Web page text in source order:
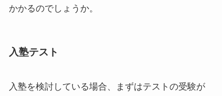
かかるのでしょうか。
入塾テスト
入塾を検討している場合、まずはテストの受験が